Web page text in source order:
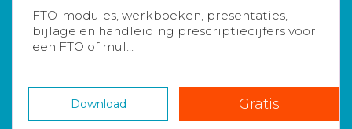
FTO-modules, werkboeken, presentaties,
bijlage en handleiding prescriptiecijfers voor
een FTO of mul...
Download Gratis